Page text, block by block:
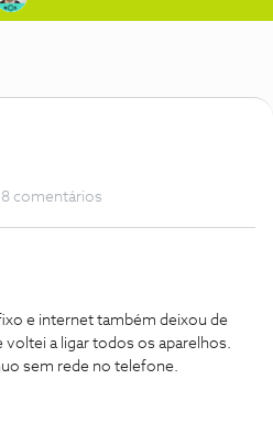
8 comentários
e internet também deixou de
voltei a ligar todos os aparelhos.
sem rede no telefone.